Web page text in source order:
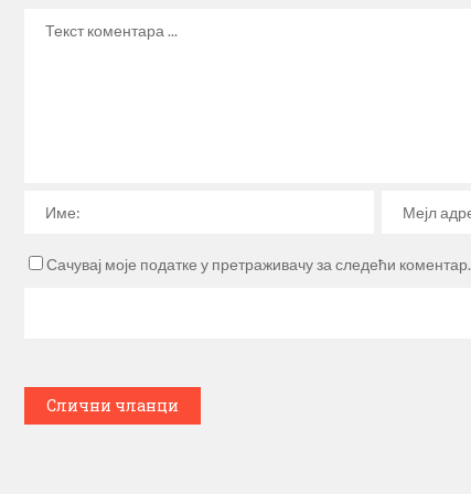
Сачувај моје податке у претраживачу за следећи коментар.
Слични чланци